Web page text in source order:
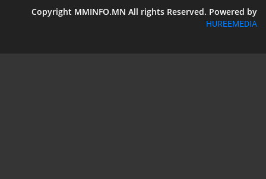
Copyright MMINFO.MN All rights Reserved. Powered by
HUREEMEDIA